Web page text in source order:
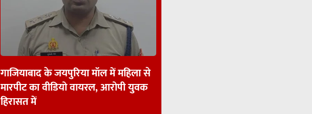
गाजियाबाद के जयपुरिया मॉल में महिला से
मारपीट का वीडियो वायरल, आरोपी युवक
हिरासत में